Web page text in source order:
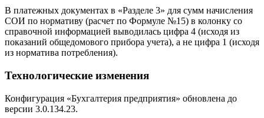
В платежных документах в «Разделе 3» для сумм начисления
СОИ по нормативу (расчет по Формуле №15) в колонку со
справочной информацией выводилась цифра 4 (исходя из
показаний общедомового прибора учета), а не цифра 1 (исходя
из норматива потребления).
Технологические изменения
Конфигурация «Бухгалтерия предприятия» обновлена до
версии 3.0.134.23.